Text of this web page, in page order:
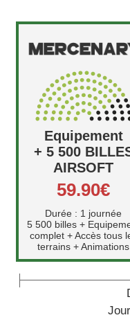
Equipement
+ 5 500
AIRSOFT
59.90€
Durée : 1 journée
5 500 billes +
complet + Accès tous
terrains + Animations